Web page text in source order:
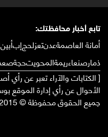
تابع أخبار محافظتك:
أمانة العاصمةعدنتعزلحجإبأبين
ذمارصنعاءريمةالمحويتحجة
[ الكتابات والآراء تعبر عن
الأحوال عن رأي إدارة الموقع
جميع الحقوق محفوظة © 2015 - 2026